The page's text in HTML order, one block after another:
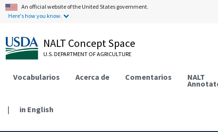
An official website of the United States government.
Here's how you know.
NALT Concept Space
U.S. DEPARTMENT OF AGRICULTURE
Vocabularios Acerca de Comentarios NALT
| in English